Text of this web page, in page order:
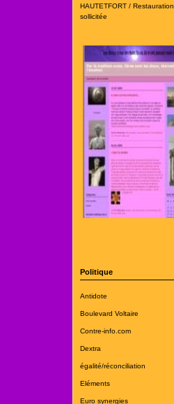
HAUTETFORT / Restauration
sollicitée
Politique
Antidote
Boulevard Voltaire
Contre-info.com
Dextra
égalité/réconciliation
Eléments
Euro synergies